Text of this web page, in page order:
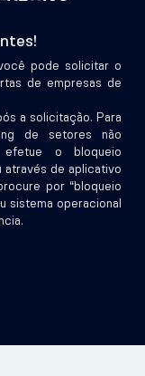
pode solicitar o
de empresas de
a solicitação. Para
de setores não
o bloqueio
através de aplicativo
por “bloqueio
sistema operacional